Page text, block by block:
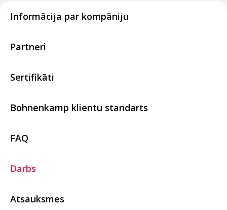
Informācija par kompāniju
Partneri
Sertifikāti
Bohnenkamp klientu standarts
FAQ
Darbs
Atsauksmes